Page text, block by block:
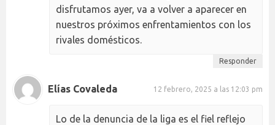
disfrutamos ayer, va a volver a aparecer en
nuestros próximos enfrentamientos con los
rivales domésticos.
Responder
Elías Covaleda 12 febrero, 2025 a las 12:03 pm
Lo de la denuncia de la liga es el fiel reflejo